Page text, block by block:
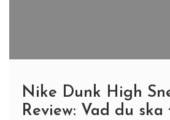
Nike Dunk High
Review: Vad du